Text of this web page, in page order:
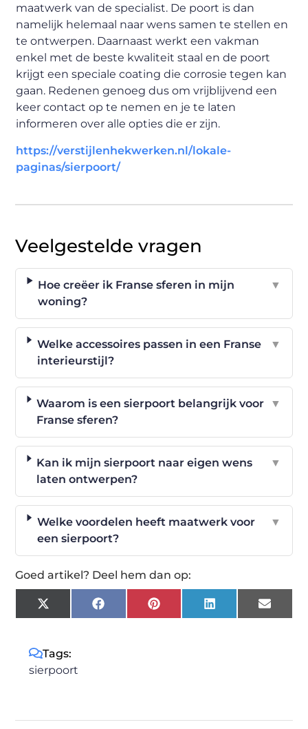
maatwerk van de specialist. De poort is dan
namelijk helemaal naar wens samen te stellen en
te ontwerpen. Daarnaast werkt een vakman
enkel met de beste kwaliteit staal en de poort
krijgt een speciale coating die corrosie tegen kan
gaan. Redenen genoeg dus om vrijblijvend een
keer contact op te nemen en je te laten
informeren over alle opties die er zijn.
https://verstijlenhekwerken.nl/lokale-
paginas/sierpoort/
Veelgestelde vragen
Hoe creëer ik Franse sferen in mijn
woning?
▼
Welke accessoires passen in een Franse
interieurstijl?
▼
Waarom is een sierpoort belangrijk voor
Franse sferen?
▼
Kan ik mijn sierpoort naar eigen wens
laten ontwerpen?
▼
Welke voordelen heeft maatwerk voor
een sierpoort?
▼
Goed artikel? Deel hem dan op:
X
(Twitter)
FacebookPinterestLinkedIn Email
Tags:
sierpoort